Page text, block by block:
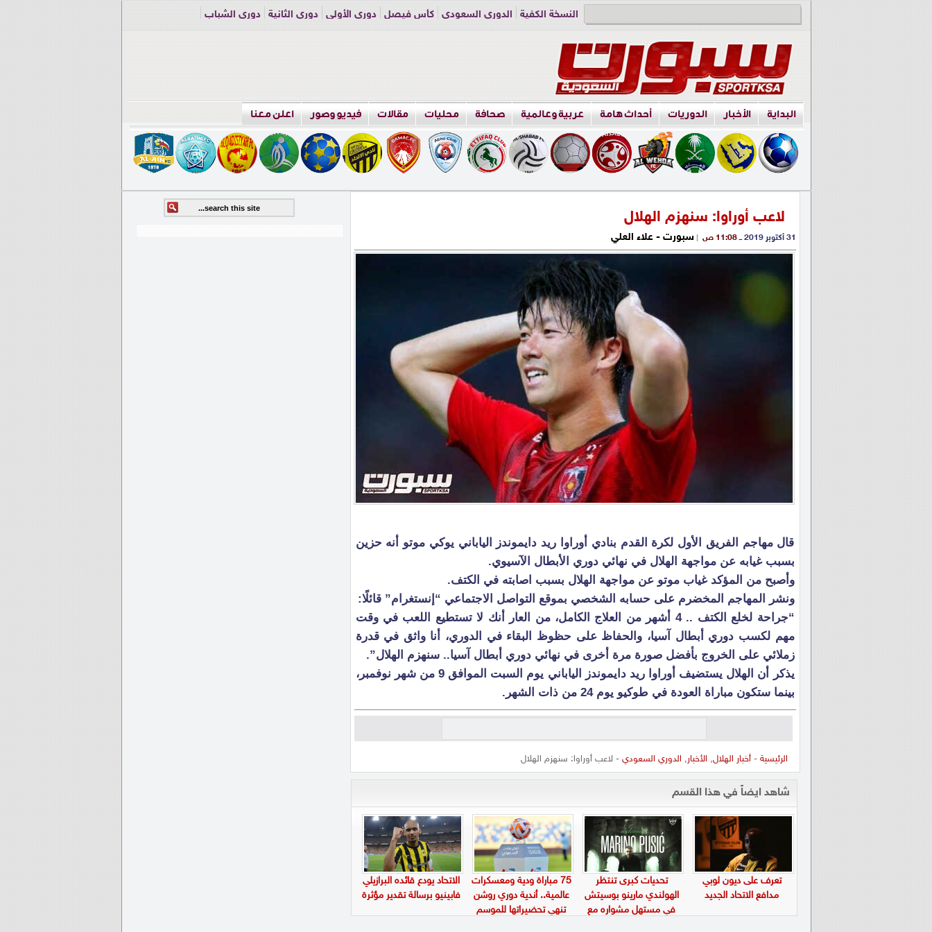
النسخة الكفية الدوري السعودي كأس فيصل دوري الأولى دوري الثانية
دوري الشباب
البداية الأخبار الدوريات أحداث هامة عربية وعالمية صحافة محليات مقالات فيديو وصور اعلن معنا
لاعب أوراوا: سنهزم الهلال
31 أكتوبر 2019 ــ 11:08 ص | سبورت - علاء العلي
قال مهاجم الفريق الأول لكرة القدم بنادي أوراوا ريد دايموندز الياباني يوكي موتو أنه حزين
بسبب غيابه عن مواجهة الهلال في نهائي دوري الأبطال الآسيوي.
وأصبح من المؤكد غياب موتو عن مواجهة الهلال بسبب اصابته في الكتف.
ونشر المهاجم المخضرم على حسابه الشخصي بموقع التواصل الاجتماعي “إنستغرام” قائلًا:
“جراحة لخلع الكتف .. 4 أشهر من العلاج الكامل، من العار أنك لا تستطيع اللعب في وقت
مهم لكسب دوري أبطال آسيا، والحفاظ على حظوظ البقاء في الدوري، أنا واثق في قدرة
زملائي على الخروج بأفضل صورة مرة أخرى في نهائي دوري أبطال آسيا.. سنهزم الهلال”.
يذكر أن الهلال يستضيف أوراوا ريد دايموندز الياباني يوم السبت الموافق 9 من شهر نوفمبر،
بينما ستكون مباراة العودة في طوكيو يوم 24 من ذات الشهر.
الرئيسية -أخبار الهلال, الأخبار, الدوري السعودي - لاعب أوراوا: سنهزم الهلال
شاهد ايضاً في هذا القسم
تعرف على ديون لوبي
مدافع الاتحاد الجديد
تحديات كبرى تنتظر
الهولندي مارينو بوسيتش
في مستهل مشواره مع
75 مباراة ودية ومعسكرات
عالمية.. أندية دوري روشن
تنهي تحضيراتها للموسم
الاتحاد يودع قائده البرازيلي
فابينيو برسالة تقدير مؤثرة